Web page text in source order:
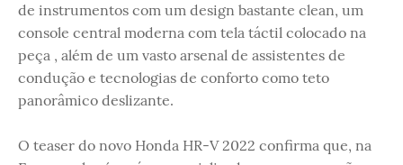
de instrumentos com um design bastante clean, um
console central moderna com tela táctil colocado na
peça , além de um vasto arsenal de assistentes de
condução e tecnologias de conforto como teto
panorâmico deslizante.
O teaser do novo Honda HR-V 2022 confirma que, na